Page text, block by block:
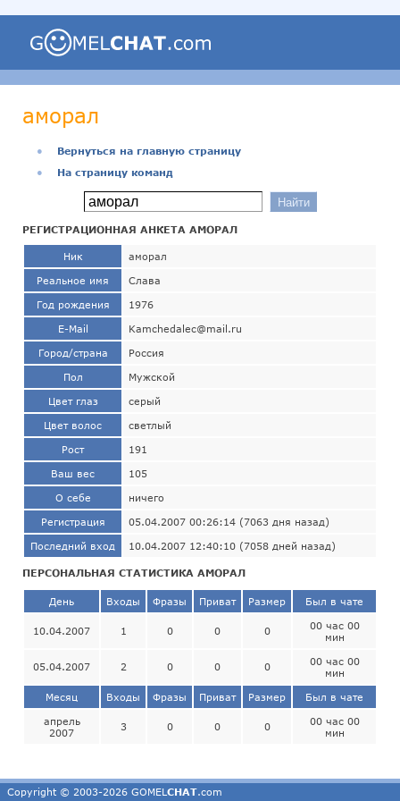
аморал
●
Вернуться на главную страницу
●
На страницу команд
РЕГИСТРАЦИОННАЯ АНКЕТА АМОРАЛ
Ник аморал
Реальное имя Слава
Год рождения 1976
E-Mail Kamchedalec@mail.ru
Город/страна Россия
Пол Мужской
Цвет глаз серый
Цвет волос светлый
Рост 191
Ваш вес 105
О себе ничего
Регистрация 05.04.2007 00:26:14 (7063 дня назад)
Последний вход 10.04.2007 12:40:10 (7058 дней назад)
ПЕРСОНАЛЬНАЯ СТАТИСТИКА АМОРАЛ
День Входы Фразы Приват Размер Был в чате
10.04.2007 1 0 0 0
00 час 00
мин
05.04.2007 2 0 0 0
00 час 00
мин
Месяц Входы Фразы Приват Размер Был в чате
апрель
2007
3 0 0 0
00 час 00
мин
Copyright © 2003-2026 GOMEL CHAT.com